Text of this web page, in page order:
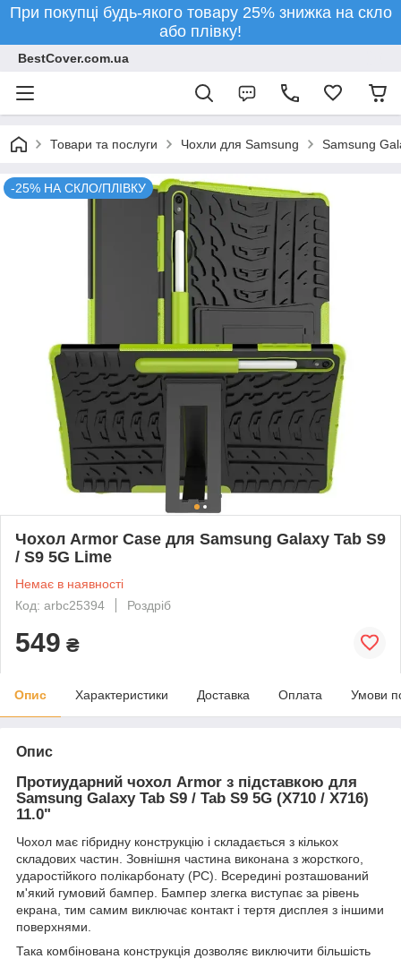
При покупці будь-якого товару 25% знижка на скло
або плівку!
BestCover.com.ua
Товари та послуги Чохли для Samsung Samsung
-25% НА СКЛО/ПЛІВКУ
Чохол Armor Case для Samsung Galaxy Tab S9
/ S9 5G Lime
Немає в наявності
Код: arbc25394
Роздріб
549 ₴
Опис Характеристики Доставка Оплата Умови
Опис
Протиударний чохол Armor з підставкою для
Samsung Galaxy Tab S9 / Tab S9 5G (X710 / X716)
11.0"
Чохол має гібридну конструкцію і складається з кількох
складових частин. Зовнішня частина виконана з жорсткого,
ударостійкого полікарбонату (PC). Всередині розташований
м'який гумовий бампер. Бампер злегка виступає за рівень
екрана, тим самим виключає контакт і тертя дисплея з іншими
поверхнями.
Така комбінована конструкція дозволяє виключити більшість